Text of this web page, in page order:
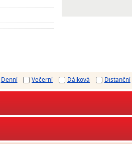
Denní Večerní Dálková Distanční